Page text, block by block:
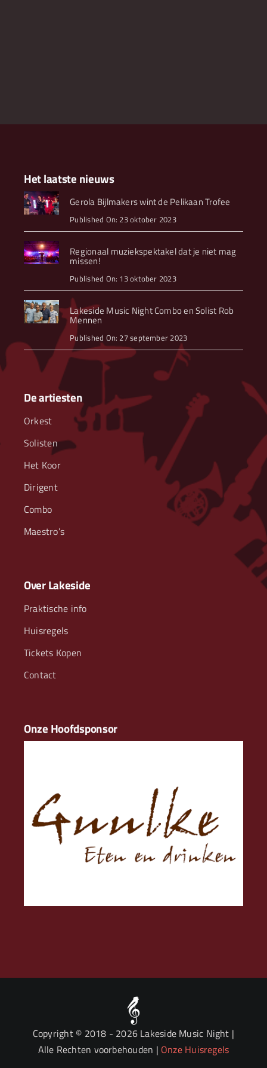
Het laatste nieuws
Gerola Bijlmakers wint de Pelikaan Trofee
Published On: 23 oktober 2023
Regionaal muziekspektakel dat je niet mag
missen!
Published On: 13 oktober 2023
Lakeside Music Night Combo en Solist Rob
Mennen
Published On: 27 september 2023
De artiesten
Orkest
Solisten
Het Koor
Dirigent
Combo
Maestro’s
Over Lakeside
Praktische info
Huisregels
Tickets Kopen
Contact
Onze Hoofdsponsor
Copyright © 2018 - 2026 Lakeside Music Night |
Alle Rechten voorbehouden | Onze Huisregels